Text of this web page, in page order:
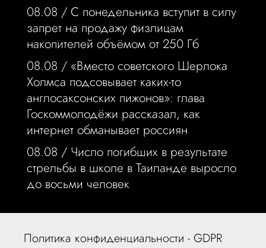
08.08 / С понедельника вступит в силу
запрет на продажу физлицам
накопителей объёмом от 250 Гб
08.08 / «Вместо советского Шерлока
Холмса подсовывает каких-то
англосаксонских пижонов»: глава
Госкоммолодёжи рассказал, как
интернет обманывает россиян
08.08 / Число погибших в результате
стрельбы в школе в Таиланде выросло
до восьми человек
Политика конфиденциальности - GDPR